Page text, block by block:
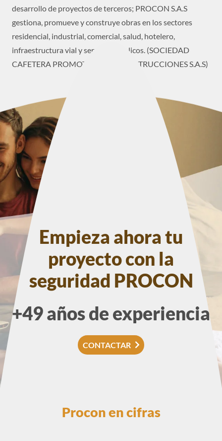
desarrollo de proyectos de terceros; PROCON S.A.S
gestiona, promueve y construye obras en los sectores
residencial, industrial, comercial, salud, hotelero,
infraestructura vial y servicios públicos. (SOCIEDAD
CAFETERA PROMOTORA DE CONSTRUCCIONES S.A.S)
Empieza ahora tu
proyecto con la
seguridad PROCON
+49 años de experiencia
CONTACTAR
Procon en cifras